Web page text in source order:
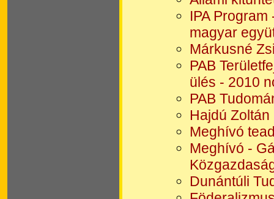
IPA
magyar
Márkusné
PAB
ülés - 2010
PAB
Hajdú
Meghívó
Meghívó -
Dunántúli